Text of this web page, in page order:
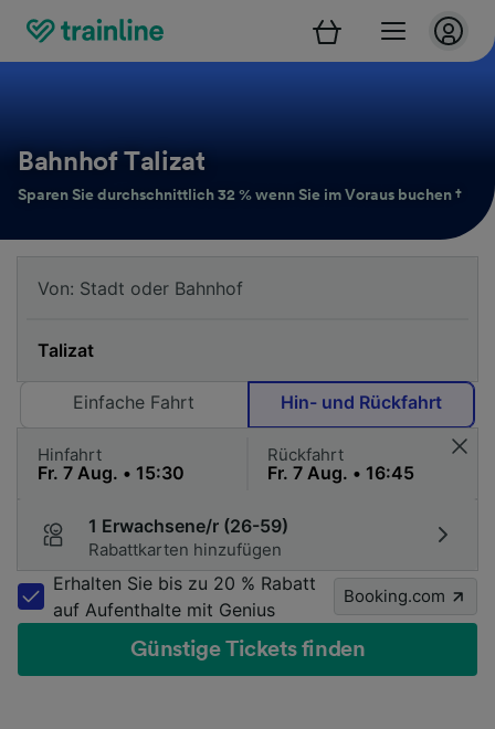
Bahnhof Talizat
Sparen Sie durchschnittlich 32 % wenn Sie im Voraus buchen †
Einfache Fahrt Hin- und Rückfahrt
Hinfahrt Rückfahrt
1 Erwachsene/r (26-59)
Rabattkarten hinzufügen
Erhalten Sie bis zu 20 % Rabatt
auf Aufenthalte mit Genius
Booking.com
Günstige Tickets finden